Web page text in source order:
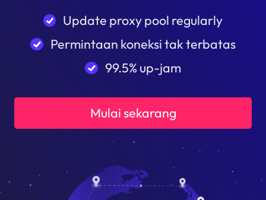
Update proxy pool regularly
Permintaan koneksi tak terbatas
99.5% up-jam
Mulai sekarang